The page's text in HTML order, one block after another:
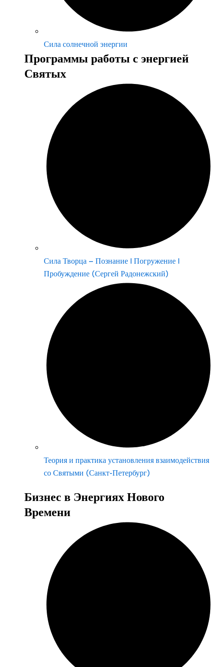
Сила солнечной энергии
Программы работы с энергией
Святых
Сила Творца – Познание | Погружение |
Пробуждение (Сергей Радонежский)
Теория и практика установления взаимодействия
со Святыми (Санкт-Петербург)
Бизнес в Энергиях Нового
Времени